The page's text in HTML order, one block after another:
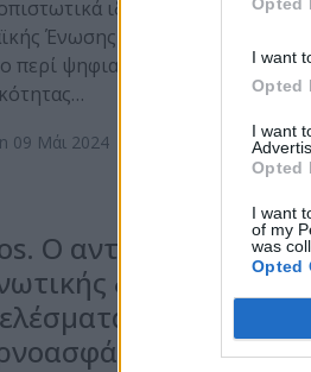
I want
Opted
I want
Opted
I want
of my
was
Opted
ιδρύματα της
Ένωσης που επηρεάζονται από
περί ψηφιακής επιχειρησιακής
09 Μάι 2024
Ο αντίκτυπος της
δομής στα